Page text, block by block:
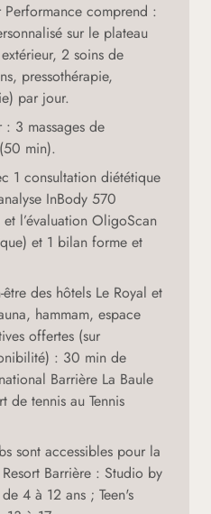
comprend :
sur le plateau
2 soins de
pressothérapie,
par jour.
: 3 massages de
min).
1 consultation diététique
InBody 570
l’évaluation OligoScan
et 1 bilan forme et
des hôtels Le Royal et
hammam, espace
offertes (sur
: 30 min de
Barrière La Baule
de tennis au Tennis
sont accessibles pour la
Barrière : Studio by
4 à 12 ans ; Teen's